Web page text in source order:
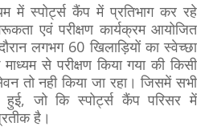
में स्पोर्ट्स कैंप में प्रतिभाग कर रहे
एवं परीक्षण कार्यक्रम आयोजित
लगभग 60 खिलाड़ियों का स्वेच्छा
से परीक्षण किया गया की किसी
तो नही किया जा रहा। जिसमें सभी
हुई, जो कि स्पोर्ट्स कैंप परिसर में
है।